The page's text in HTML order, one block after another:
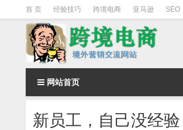
首 页 经验技巧 跨境电商 亚马逊 SEO
Facebook营销 Facebook广告 facebook营销
instagram营销
网站首页
新员工，自己没经